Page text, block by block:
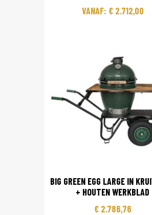
VANAF: €2.712,00
BIG GREEN EGG LARGE IN
+ HOUTEN WERKBLAD
€2.786,76